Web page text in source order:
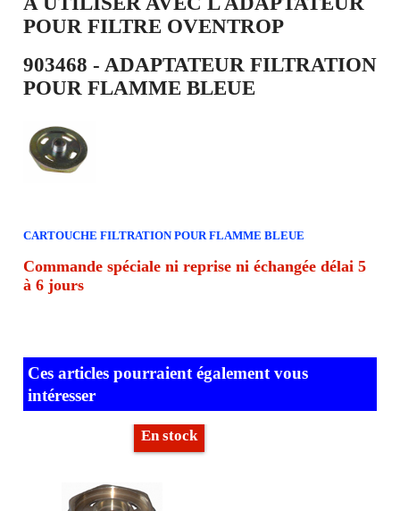
POUR FILTRE OVENTROP
903468 - ADAPTATEUR FILTRATION
POUR FLAMME BLEUE
CARTOUCHE FILTRATION POUR FLAMME BLEUE
Commande spéciale ni reprise ni échangée délai 5
à 6 jours
Ces articles pourraient également vous
intéresser
En stock